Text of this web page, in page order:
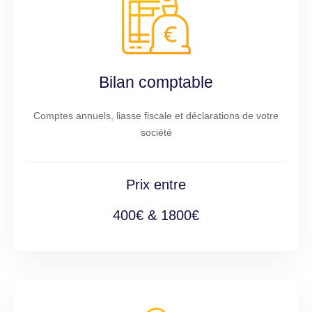
Bilan comptable
Comptes annuels, liasse fiscale et déclarations de votre
société
Prix entre
400€ & 1800€